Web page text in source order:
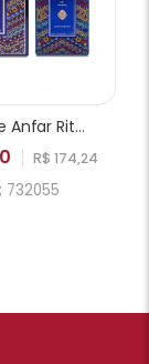
Perfume Anfar Rituals of Anfar Chef-D'oeuvre Extrait de Parfum Unissex 80ml
R$ 174,24
732055